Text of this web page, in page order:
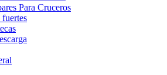
Para Cruceros
fuertes